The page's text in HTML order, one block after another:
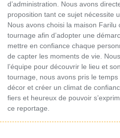
d’administration. Nous avons
proposition tant ce sujet nécessite
Nous avons choisi la maison Farilu
tournage afin d’adopter une
mettre en confiance chaque
de capter les moments de vie.
l’équipe pour découvrir le lieu et
tournage, nous avons pris le
décor et créer un climat de
fiers et heureux de pouvoir
ce reportage.